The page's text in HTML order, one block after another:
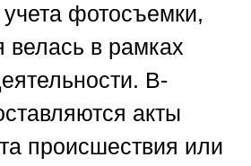
фотосъемки,
велась в рамках
В-
акты
происшествия или